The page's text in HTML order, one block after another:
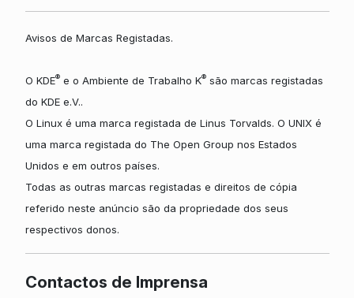
Avisos de Marcas Registadas.
O KDE®e o Ambiente de Trabalho K®são marcas registadas
do KDE e.V..
O Linux é uma marca registada de Linus Torvalds. O UNIX é
uma marca registada do The Open Group nos Estados
Unidos e em outros países.
Todas as outras marcas registadas e direitos de cópia
referido neste anúncio são da propriedade dos seus
respectivos donos.
Contactos de Imprensa